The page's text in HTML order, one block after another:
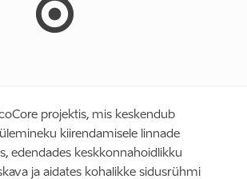
projektis, mis keskendub
kiirendamisele linnade
edendades keskkonnahoidlikku
ja aidates kohalikke sidusrühmi